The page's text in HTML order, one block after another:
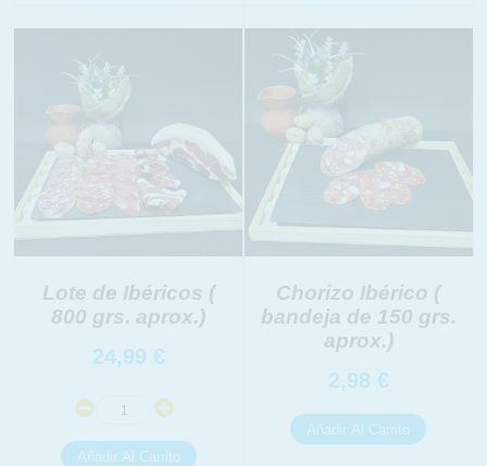
Lote de Ibéricos (
800 grs. aprox.)
24,99 €
Chorizo Ibérico (
bandeja de 150 grs.
aprox.)
2,98 €
Información adicional
link